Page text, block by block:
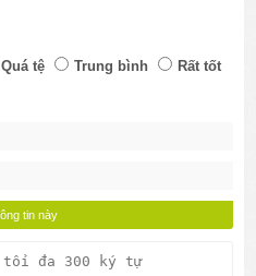
Quá tệ Trung bình
Rất tốt